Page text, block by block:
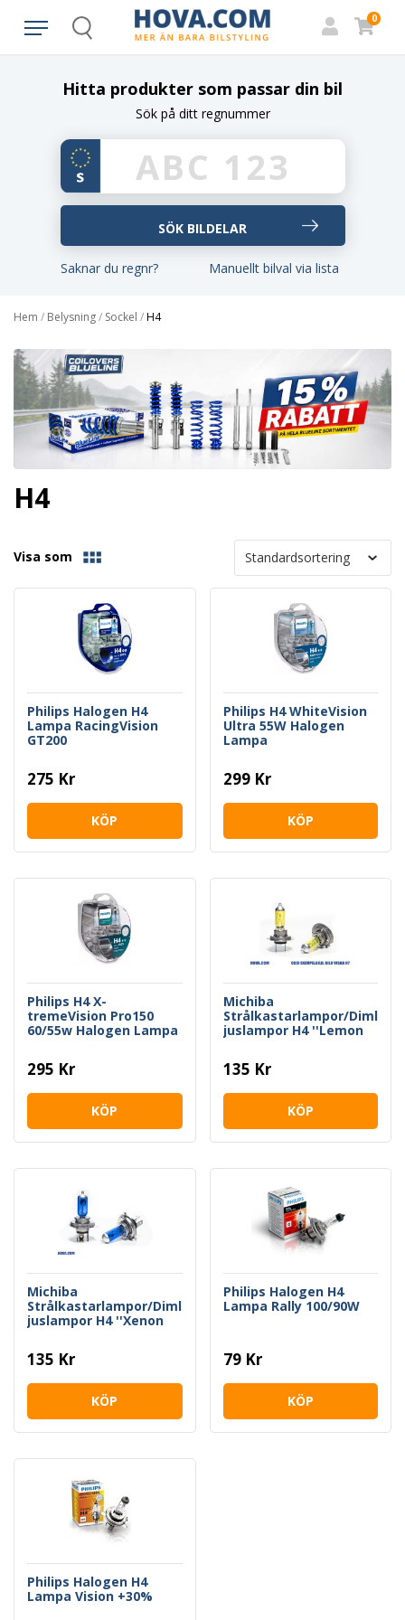
Search
0
Hitta produkter som passar din bil
Sök på ditt regnummer
Saknar du regnr? Manuellt bilval via lista
Hem / Belysning/ Sockel /H4
H4
Visa som
Philips Halogen H4
Lampa RacingVision
GT200
275 Kr
KÖP
Philips H4 WhiteVision
Ultra 55W Halogen
Lampa
299 Kr
KÖP
Philips H4 X-
tremeVision Pro150
60/55w Halogen Lampa
295 Kr
KÖP
Michiba
Strålkastarlampor/Diml
juslampor H4 ''Lemon
135 Kr
KÖP
Michiba
Strålkastarlampor/Diml
juslampor H4 ''Xenon
135 Kr
KÖP
Philips Halogen H4
Lampa Rally 100/90W
79 Kr
KÖP
Philips Halogen H4
Lampa Vision +30%